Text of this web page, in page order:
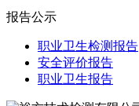
报告公示
职业卫生检测报告
安全评价报告
职业卫生报告